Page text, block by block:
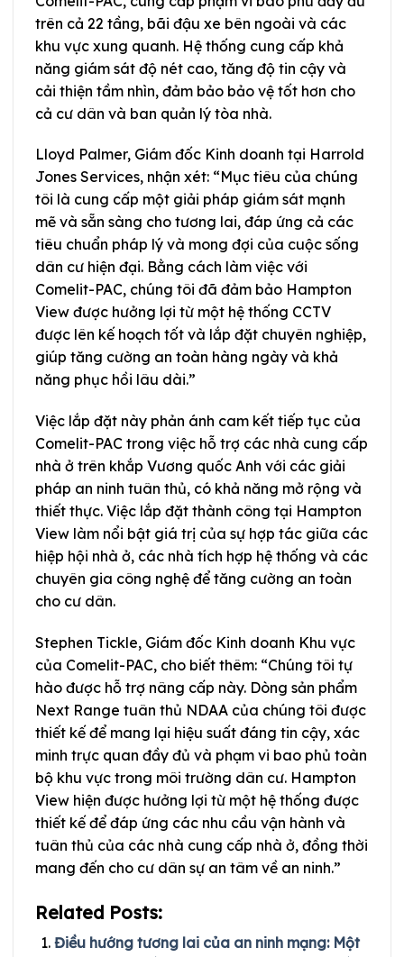
trên cả 22 tầng, bãi đậu xe bên ngoài và các
khu vực xung quanh. Hệ thống cung cấp khả
năng giám sát độ nét cao, tăng độ tin cậy và
cải thiện tầm nhìn, đảm bảo bảo vệ tốt hơn cho
cả cư dân và ban quản lý tòa nhà.
Lloyd Palmer, Giám đốc Kinh doanh tại Harrold
Jones Services, nhận xét: “Mục tiêu của chúng
tôi là cung cấp một giải pháp giám sát mạnh
mẽ và sẵn sàng cho tương lai, đáp ứng cả các
tiêu chuẩn pháp lý và mong đợi của cuộc sống
dân cư hiện đại. Bằng cách làm việc với
Comelit-PAC, chúng tôi đã đảm bảo Hampton
View được hưởng lợi từ một hệ thống CCTV
được lên kế hoạch tốt và lắp đặt chuyên nghiệp,
giúp tăng cường an toàn hàng ngày và khả
năng phục hồi lâu dài.”
Việc lắp đặt này phản ánh cam kết tiếp tục của
Comelit-PAC trong việc hỗ trợ các nhà cung cấp
nhà ở trên khắp Vương quốc Anh với các giải
pháp an ninh tuân thủ, có khả năng mở rộng và
thiết thực. Việc lắp đặt thành công tại Hampton
View làm nổi bật giá trị của sự hợp tác giữa các
hiệp hội nhà ở, các nhà tích hợp hệ thống và các
chuyên gia công nghệ để tăng cường an toàn
cho cư dân.
Stephen Tickle, Giám đốc Kinh doanh Khu vực
của Comelit-PAC, cho biết thêm: “Chúng tôi tự
hào được hỗ trợ nâng cấp này. Dòng sản phẩm
Next Range tuân thủ NDAA của chúng tôi được
thiết kế để mang lại hiệu suất đáng tin cậy, xác
minh trực quan đầy đủ và phạm vi bao phủ toàn
bộ khu vực trong môi trường dân cư. Hampton
View hiện được hưởng lợi từ một hệ thống được
thiết kế để đáp ứng các nhu cầu vận hành và
tuân thủ của các nhà cung cấp nhà ở, đồng thời
mang đến cho cư dân sự an tâm về an ninh.”
Related Posts:
Điều hướng tương lai của an ninh mạng: Một